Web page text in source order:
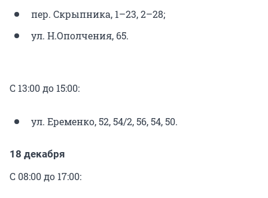
пер. Скрыпника, 1–23, 2–28;
ул. Н.Ополчения, 65.
С 13:00 до 15:00:
ул. Еременко, 52, 54/2, 56, 54, 50.
18 декабря
С 08:00 до 17:00: